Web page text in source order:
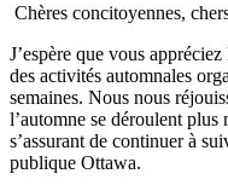
Chères concitoyennes,
J’espère que vous
des activités automnales
semaines. Nous nous
l’automne se déroulent plus
s’assurant de continuer à
publique Ottawa.